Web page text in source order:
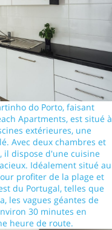
do Porto, faisant
Apartments, est situé à
extérieures, une
Avec deux chambres et
il dispose d'une cuisine
Idéalement situé au
profiter de la plage et
du Portugal, telles que
les vagues géantes de
30 minutes en
heure de route.